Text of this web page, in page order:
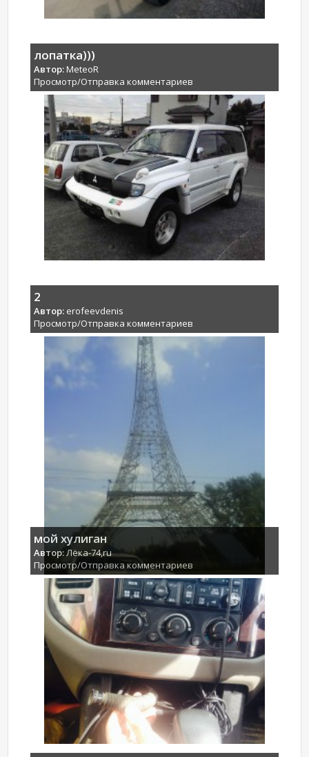
лопатка)))
Автор:MeteoR
Просмотр/Отправка комментариев
2
Автор: erofeevdenis
Просмотр/Отправка комментариев
мой хулиган
Автор:Лёка-74,ru
Просмотр/Отправка комментариев